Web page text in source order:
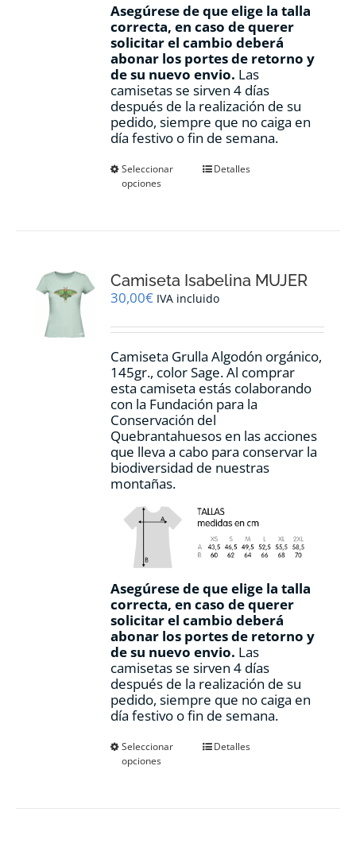
Asegúrese de que elige la talla
correcta, en caso de querer
solicitar el cambio deberá
abonar los portes de retorno y
de su nuevo envio. Las
camisetas se sirven 4 días
después de la realización de su
pedido, siempre que no caiga en
día festivo o fin de semana.
Seleccionar
opciones
Este
se
pueden
en
página
de
producto
Detalles
Camiseta Isabelina MUJER
30,00€ IVA incluido
Camiseta Grulla Algodón orgánico,
145gr., color Sage. Al comprar
esta camiseta estás colaborando
con la Fundación para la
Conservación del
Quebrantahuesos en las acciones
que lleva a cabo para conservar la
biodiversidad de nuestras
montañas.
Asegúrese de que elige la talla
correcta, en caso de querer
solicitar el cambio deberá
abonar los portes de retorno y
de su nuevo envio. Las
camisetas se sirven 4 días
después de la realización de su
pedido, siempre que no caiga en
día festivo o fin de semana.
Seleccionar
opciones
EsteDetalles